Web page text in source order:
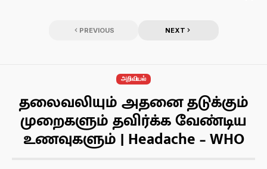
PREVIOUS NEXT
அறிவியல்
தலைவலியும் அதனை தடுக்கும்
முறைகளும் தவிர்க்க வேண்டிய
உணவுகளும் | Headache – WHO